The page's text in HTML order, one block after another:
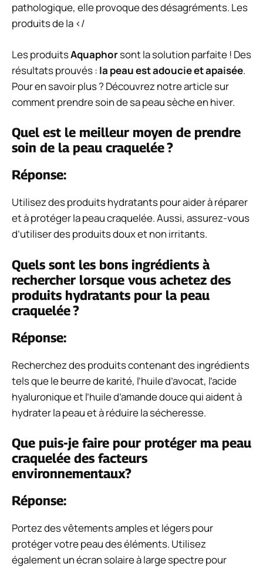
pathologique, elle provoque des désagréments. Les
produits de la </
Les produitsAquaphorsont la solution parfaite ! Des
résultats prouvés : la peau est adoucie et apaisée.
Pour en savoir plus ? Découvrez notre article sur
comment prendre soin de sa peau sèche en hiver.
Quel est le meilleur moyen de prendre
soin de la peau craquelée ?
Réponse:
Utilisez des produits hydratants pour aider à réparer
et à protéger la peau craquelée. Aussi, assurez-vous
d’utiliser des produits doux et non irritants.
Quels sont les bons ingrédients à
rechercher lorsque vous achetez des
produits hydratants pour la peau
craquelée ?
Réponse:
Recherchez des produits contenant des ingrédients
tels que le beurre de karité, l’huile d’avocat, l’acide
hyaluronique et l’huile d’amande douce qui aident à
hydrater la peau et à réduire la sécheresse.
Que puis-je faire pour protéger ma peau
craquelée des facteurs
environnementaux?
Réponse:
Portez des vêtements amples et légers pour
protéger votre peau des éléments. Utilisez
également un écran solaire à large spectre pour